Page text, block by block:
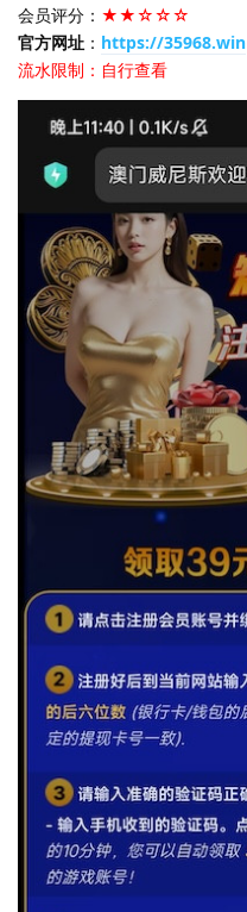
会员评分： ★★☆☆☆
官方网址 ： https://35968.win
流水限制：自行查看